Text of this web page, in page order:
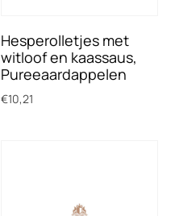
Hesperolletjes met
witloof en kaassaus,
Pureeaardappelen
€10,21